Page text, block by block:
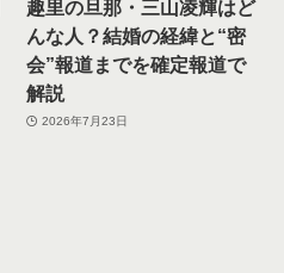
趣里の旦那・三山凌輝はど
んな人？結婚の経緯と“密
会”報道までを確定報道で
解説
2026年7月23日